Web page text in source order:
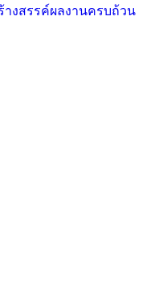
างสรรค์ผลงานครบถ้วน